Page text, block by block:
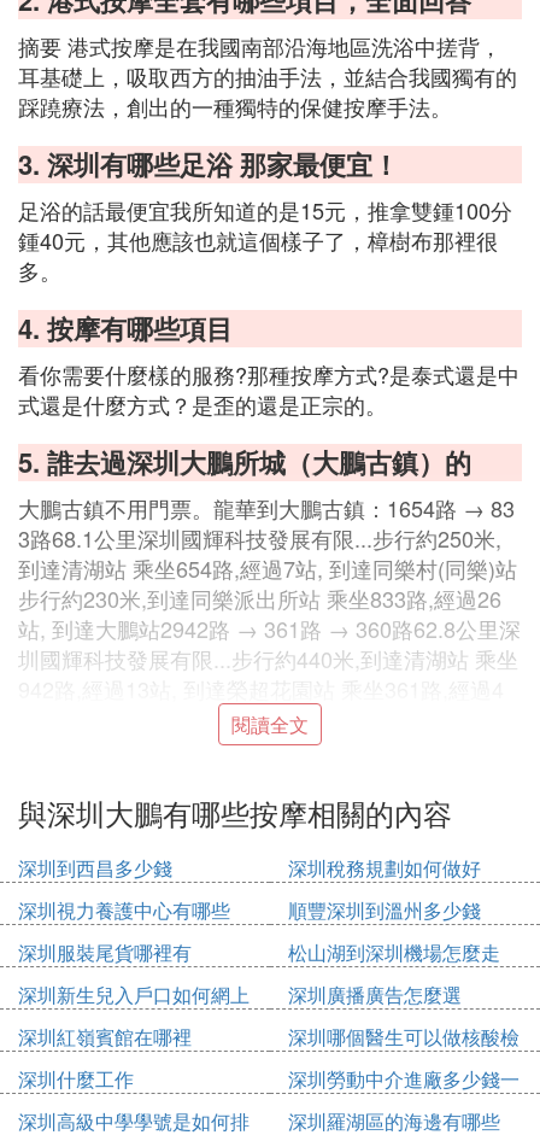
摘要 港式按摩是在我國南部沿海地區洗浴中搓背，
耳基礎上，吸取西方的抽油手法，並結合我國獨有的
踩蹺療法，創出的一種獨特的保健按摩手法。
3. 深圳有哪些足浴 那家最便宜！
足浴的話最便宜我所知道的是15元，推拿雙鍾100分
鍾40元，其他應該也就這個樣子了，樟樹布那裡很
多。
4. 按摩有哪些項目
看你需要什麼樣的服務?那種按摩方式?是泰式還是中
式還是什麼方式？是歪的還是正宗的。
5. 誰去過深圳大鵬所城（大鵬古鎮）的
大鵬古鎮不用門票。龍華到大鵬古鎮：1654路 → 83
3路68.1公里深圳國輝科技發展有限...步行約250米,
到達清湖站 乘坐654路,經過7站, 到達同樂村(同樂)站
步行約230米,到達同樂派出所站 乘坐833路,經過26
站, 到達大鵬站2942路 → 361路 → 360路62.8公里深
圳國輝科技發展有限...步行約440米,到達清湖站 乘坐
站, 到達兒童公園站 乘坐360路,經過21站, 到達大鵬
站3942路 → 380路B → 360路60.9公里深圳國輝科
過7站, 到達布吉城管辦站步行約200米,到達麗湖花園
站 乘坐380路B,經過26站, 到達梅沙街道辦站步行約1
20米,到達梅沙街道辦總站 乘坐360路,經過3站, 到達
大鵬站4654路 → 818路66.6公里深圳國輝科技發展
有限...步行約250米,到達清湖站 乘坐654路,經過8站,
到達坪山汽車站 乘坐818路,經過16站, 到達大鵬第二
工業區站步行約450米,到達大鵬5942路 → 308路[原2
08路] → 360路63.0公里深圳國輝科技發展有限...步
行約440米,到達清湖站 乘坐942路,經過7站, 到達布
吉城管辦站 乘坐308路[原208路],經過16站, 到達峰景
台站 乘坐360路,經過17站, 到達大鵬站
閱讀全文
與深圳大鵬有哪些按摩相關的內容
深圳到西昌多少錢
深圳稅務規劃如何做好
深圳視力養護中心有哪些
順豐深圳到溫州多少錢
深圳服裝尾貨哪裡有
松山湖到深圳機場怎麼走
深圳新生兒入戶口如何網上
申請
深圳廣播廣告怎麼選
深圳紅嶺賓館在哪裡
深圳哪個醫生可以做核酸檢
測
深圳什麼工作
深圳勞動中介進廠多少錢一
個月
深圳高級中學學號是如何排 深圳羅湖區的海邊有哪些